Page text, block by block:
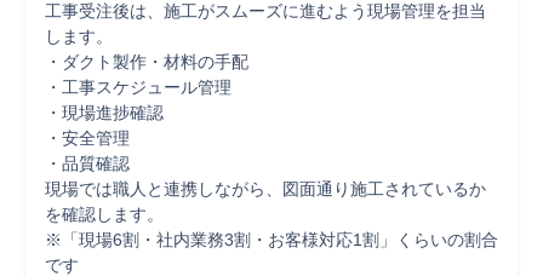
工事受注後は、施工がスムーズに進むよう現場管理を担当
します。
・ダクト製作・材料の手配
・工事スケジュール管理
・現場進捗確認
・安全管理
・品質確認
現場では職人と連携しながら、図面通り施工されているか
を確認します。
※「現場6割・社内業務3割・お客様対応1割」くらいの割合
です